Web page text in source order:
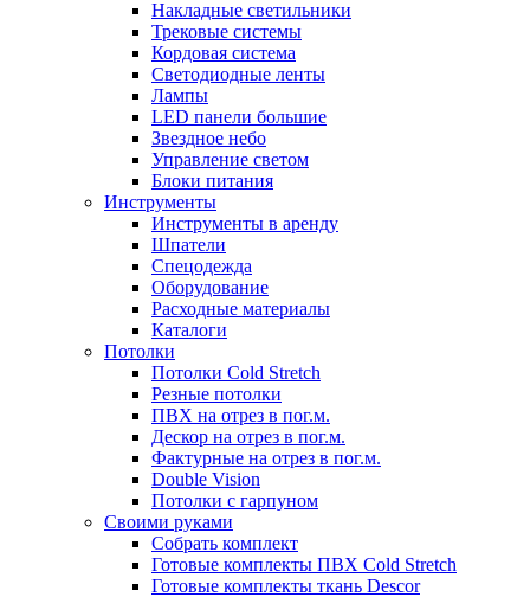
Накладные светильники
Трековые системы
Кордовая система
Светодиодные ленты
Лампы
LED панели большие
Звездное небо
Управление светом
Блоки питания
Инструменты
Инструменты в аренду
Шпатели
Спецодежда
Оборудование
Расходные материалы
Каталоги
Потолки
Потолки Cold Stretch
Резные потолки
ПВХ на отрез в пог.м.
Дескор на отрез в пог.м.
Фактурные на отрез в пог.м.
Double Vision
Потолки с гарпуном
Своими руками
Собрать комплект
Готовые комплекты ПВХ Cold Stretch
Готовые комплекты ткань Descor